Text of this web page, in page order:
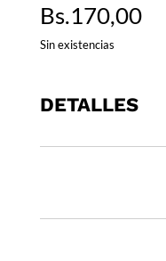
Bs.170,00
Sin existencias
DETALLES